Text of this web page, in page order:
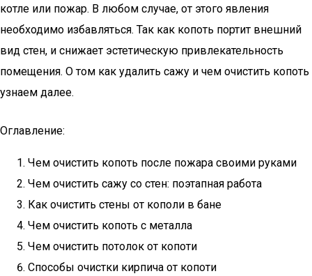
котле или пожар. В любом случае, от этого явления
необходимо избавляться. Так как копоть портит внешний
вид стен, и снижает эстетическую привлекательность
помещения. О том как удалить сажу и чем очистить копоть
узнаем далее.
Оглавление:
Чем очистить копоть после пожара своими руками
Чем очистить сажу со стен: поэтапная работа
Как очистить стены от кополи в бане
Чем очистить копоть с металла
Чем очистить потолок от копоти
Способы очистки кирпича от копоти